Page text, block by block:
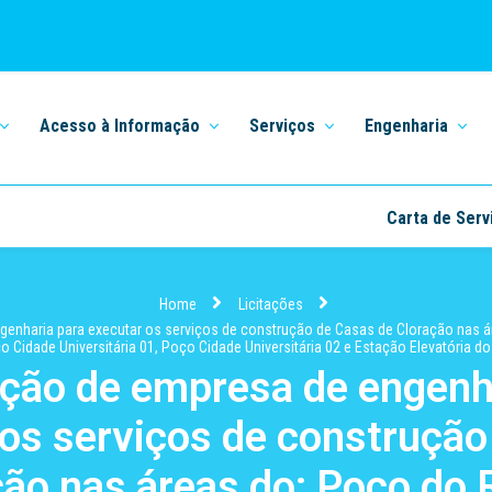
Acesso à Informação Serviços Engenharia
Carta de
Home
Licitações
para executar os serviços de construção de Casas de Cloração nas
Cidade Universitária 01, Poço Cidade Universitária 02 e Estação Elevatória
de empresa de
serviços de